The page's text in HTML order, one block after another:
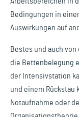
Bedingungen in
Auswirkungen auf
Bestes und auch
die Bettenbelegung
der Intensivstation
und einem Rückstau
Notaufnahme oder